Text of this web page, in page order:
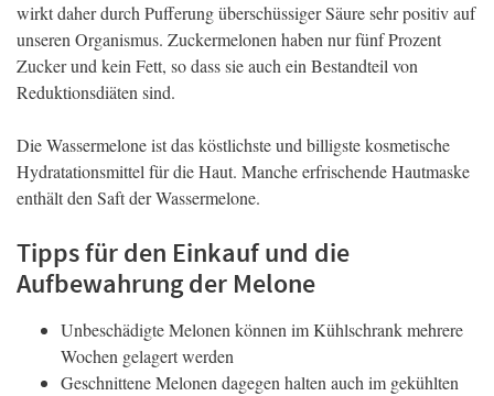
wirkt daher durch Pufferung überschüssiger Säure sehr positiv auf
unseren Organismus. Zuckermelonen haben nur fünf Prozent
Zucker und kein Fett, so dass sie auch ein Bestandteil von
Reduktionsdiäten sind.
Die Wassermelone ist das köstlichste und billigste kosmetische
Hydratationsmittel für die Haut. Manche erfrischende Hautmaske
enthält den Saft der Wassermelone.
Tipps für den Einkauf und die
Aufbewahrung der Melone
Unbeschädigte Melonen können im Kühlschrank mehrere
Wochen gelagert werden
Geschnittene Melonen dagegen halten auch im gekühlten